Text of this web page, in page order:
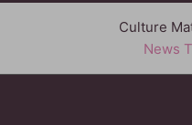
Culture
News